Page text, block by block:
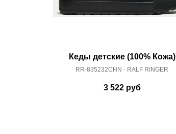
Кеды детские (100% Кожа)
RR-835232CHN - RALF RINGER
3 522руб